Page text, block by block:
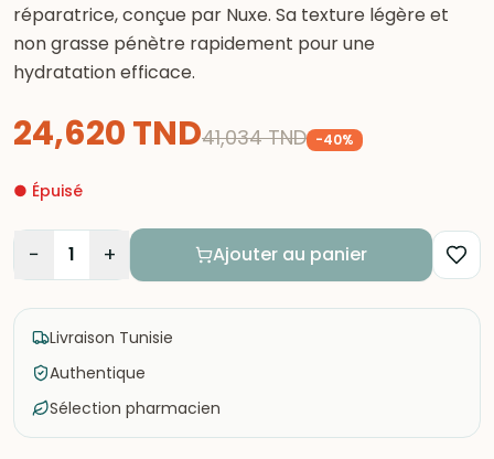
réparatrice, conçue par Nuxe. Sa texture légère et
non grasse pénètre rapidement pour une
hydratation efficace.
24,620TND41,034 TND -40%
● Épuisé
− 1 + Ajouter au panier
Livraison Tunisie
Authentique
Sélection pharmacien